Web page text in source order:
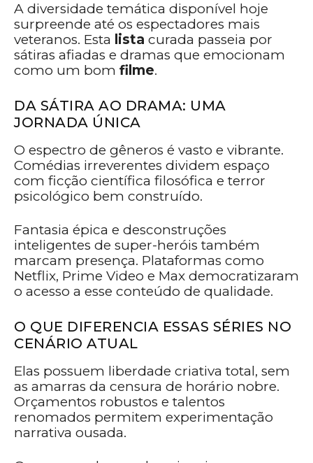
A diversidade temática disponível hoje
surpreende até os espectadores mais
veteranos. Esta lista curada passeia por
sátiras afiadas e dramas que emocionam
como um bom filme.
DA SÁTIRA AO DRAMA: UMA
JORNADA ÚNICA
O espectro de gêneros é vasto e vibrante.
Comédias irreverentes dividem espaço
com ficção científica filosófica e terror
psicológico bem construído.
Fantasia épica e desconstruções
inteligentes de super-heróis também
marcam presença. Plataformas como
Netflix, Prime Video e Max democratizaram
o acesso a esse conteúdo de qualidade.
O QUE DIFERENCIA ESSAS SÉRIES NO
CENÁRIO ATUAL
Elas possuem liberdade criativa total, sem
as amarras da censura de horário nobre.
Orçamentos robustos e talentos
renomados permitem experimentação
narrativa ousada.